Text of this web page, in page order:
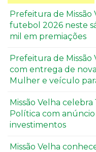
Prefeitura de
futebol 2026 neste
mil em premiações
Prefeitura de
com entrega de
Mulher e veículo
Missão Velha
Política com
investimentos
Missão Velha